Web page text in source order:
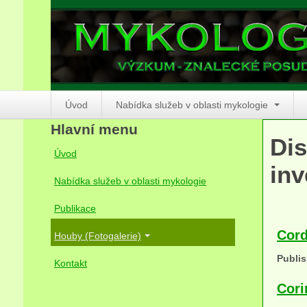
Úvod Nabídka služeb v oblasti mykologie
Hlavní menu
Úvod
Nabídka služeb v oblasti mykologie
Publikace
Houby (Fotogalerie)
Kontakt